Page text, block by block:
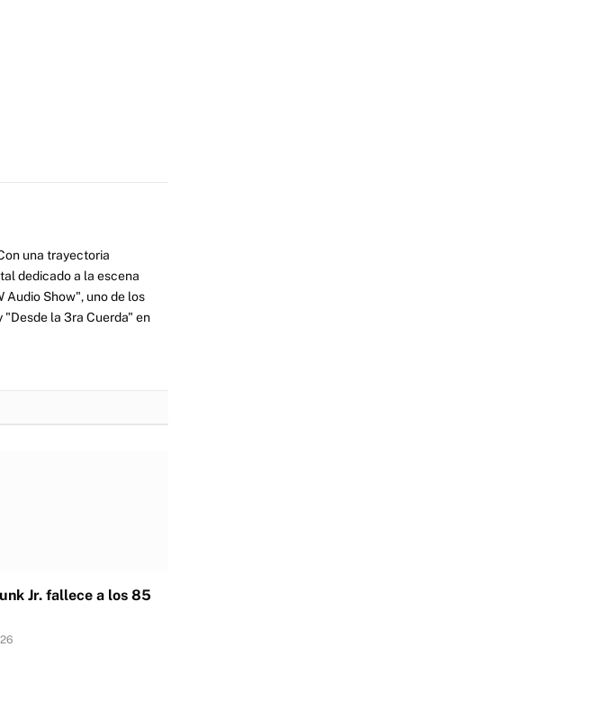
una trayectoria
dedicado a la escena
Audio Show", uno de los
"Desde la 3ra Cuerda" en
Jr. fallece a los 85